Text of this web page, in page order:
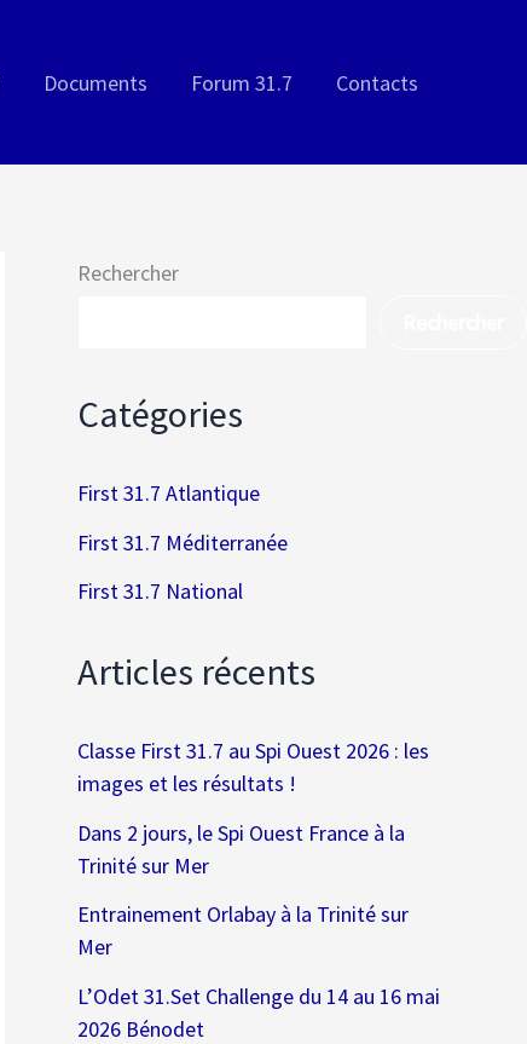
Documents Forum 31.7 Contacts
Rechercher
Catégories
First 31.7 Atlantique
First 31.7 Méditerranée
First 31.7 National
Articles récents
Classe First 31.7 au Spi Ouest 2026 : les
images et les résultats !
Dans 2 jours, le Spi Ouest France à la
Trinité sur Mer
Entrainement Orlabay à la Trinité sur
Mer
L’Odet 31.Set Challenge du 14 au 16 mai
2026 Bénodet